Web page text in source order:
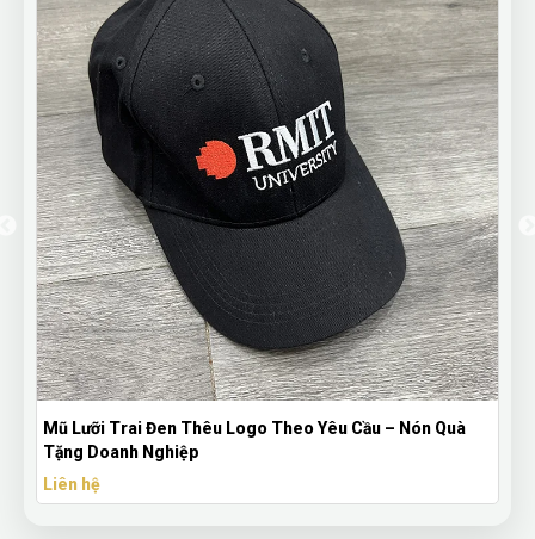
Mũ Lưỡi Trai Đen Thêu Logo Theo Yêu Cầu – Nón Quà
Tặng Doanh Nghiệp
Liên hệ